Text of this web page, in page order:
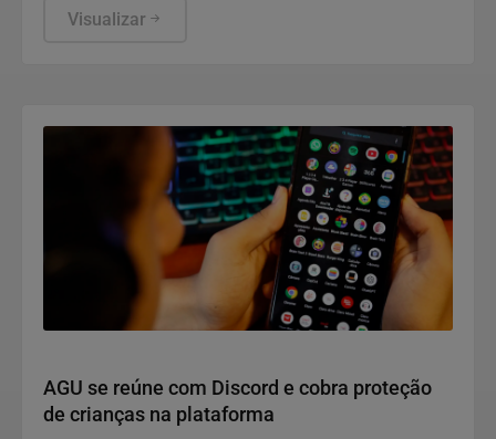
assembleias estaduais e distrital.
Visualizar
AGU se reúne com Discord e cobra proteção
de crianças na plataforma